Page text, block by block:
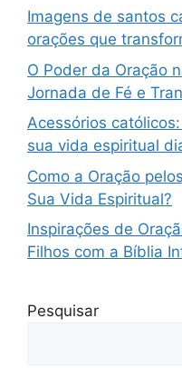
Imagens de santos
orações que
O Poder da Oração
Jornada de Fé e
Acessórios
sua vida espiritual
Como a Oração
Sua Vida Espiritual?
Inspirações de
Filhos com a Bíblia
Pesquisar